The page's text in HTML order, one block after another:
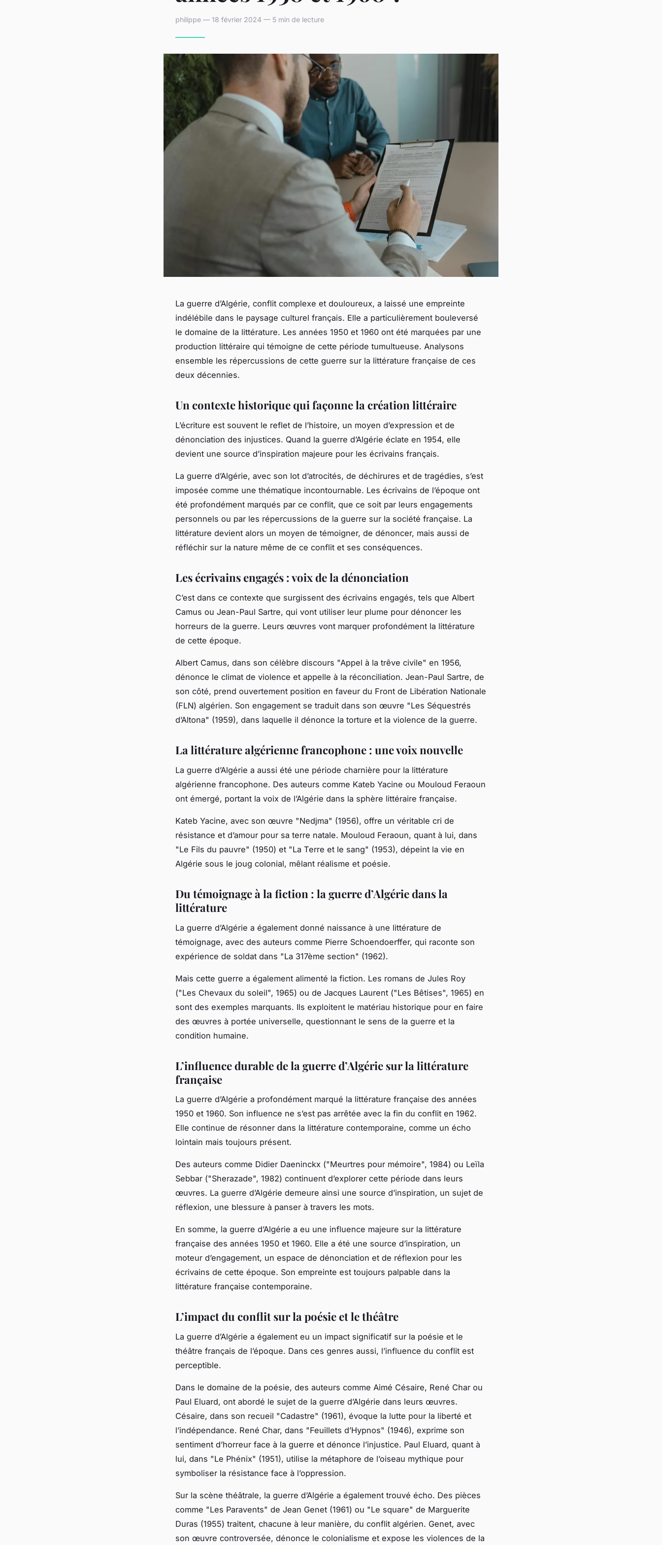
philippe — 18 février 2024 — 5 min de lecture
La guerre d’Algérie, conflit complexe et douloureux, a laissé une empreinte
indélébile dans le paysage culturel français. Elle a particulièrement bouleversé
le domaine de la littérature. Les années 1950 et 1960 ont été marquées par une
production littéraire qui témoigne de cette période tumultueuse. Analysons
ensemble les répercussions de cette guerre sur la littérature française de ces
deux décennies.
Un contexte historique qui façonne la création littéraire
L’écriture est souvent le reflet de l’histoire, un moyen d’expression et de
dénonciation des injustices. Quand la guerre d’Algérie éclate en 1954, elle
devient une source d’inspiration majeure pour les écrivains français.
La guerre d’Algérie, avec son lot d’atrocités, de déchirures et de tragédies, s’est
imposée comme une thématique incontournable. Les écrivains de l’époque ont
été profondément marqués par ce conflit, que ce soit par leurs engagements
personnels ou par les répercussions de la guerre sur la société française. La
littérature devient alors un moyen de témoigner, de dénoncer, mais aussi de
réfléchir sur la nature même de ce conflit et ses conséquences.
Les écrivains engagés : voix de la dénonciation
C’est dans ce contexte que surgissent des écrivains engagés, tels que Albert
Camus ou Jean-Paul Sartre, qui vont utiliser leur plume pour dénoncer les
horreurs de la guerre. Leurs œuvres vont marquer profondément la littérature
de cette époque.
Albert Camus, dans son célèbre discours "Appel à la trêve civile" en 1956,
dénonce le climat de violence et appelle à la réconciliation. Jean-Paul Sartre, de
son côté, prend ouvertement position en faveur du Front de Libération Nationale
(FLN) algérien. Son engagement se traduit dans son œuvre "Les Séquestrés
d’Altona" (1959), dans laquelle il dénonce la torture et la violence de la guerre.
La littérature algérienne francophone : une voix nouvelle
La guerre d’Algérie a aussi été une période charnière pour la littérature
algérienne francophone. Des auteurs comme Kateb Yacine ou Mouloud Feraoun
ont émergé, portant la voix de l’Algérie dans la sphère littéraire française.
Kateb Yacine, avec son œuvre "Nedjma" (1956), offre un véritable cri de
résistance et d’amour pour sa terre natale. Mouloud Feraoun, quant à lui, dans
"Le Fils du pauvre" (1950) et "La Terre et le sang" (1953), dépeint la vie en
Algérie sous le joug colonial, mêlant réalisme et poésie.
Du témoignage à la fiction : la guerre d’Algérie dans la
littérature
La guerre d’Algérie a également donné naissance à une littérature de
témoignage, avec des auteurs comme Pierre Schoendoerffer, qui raconte son
expérience de soldat dans "La 317ème section" (1962).
Mais cette guerre a également alimenté la fiction. Les romans de Jules Roy
("Les Chevaux du soleil", 1965) ou de Jacques Laurent ("Les Bêtises", 1965) en
sont des exemples marquants. Ils exploitent le matériau historique pour en faire
des œuvres à portée universelle, questionnant le sens de la guerre et la
condition humaine.
L’influence durable de la guerre d’Algérie sur la littérature
française
La guerre d’Algérie a profondément marqué la littérature française des années
1950 et 1960. Son influence ne s’est pas arrêtée avec la fin du conflit en 1962.
Elle continue de résonner dans la littérature contemporaine, comme un écho
lointain mais toujours présent.
Des auteurs comme Didier Daeninckx ("Meurtres pour mémoire", 1984) ou Leïla
Sebbar ("Sherazade", 1982) continuent d’explorer cette période dans leurs
œuvres. La guerre d’Algérie demeure ainsi une source d’inspiration, un sujet de
réflexion, une blessure à panser à travers les mots.
En somme, la guerre d’Algérie a eu une influence majeure sur la littérature
française des années 1950 et 1960. Elle a été une source d’inspiration, un
moteur d’engagement, un espace de dénonciation et de réflexion pour les
écrivains de cette époque. Son empreinte est toujours palpable dans la
littérature française contemporaine.
L’impact du conflit sur la poésie et le théâtre
La guerre d’Algérie a également eu un impact significatif sur la poésie et le
théâtre français de l’époque. Dans ces genres aussi, l’influence du conflit est
perceptible.
Dans le domaine de la poésie, des auteurs comme Aimé Césaire, René Char ou
Paul Eluard, ont abordé le sujet de la guerre d’Algérie dans leurs œuvres.
Césaire, dans son recueil "Cadastre" (1961), évoque la lutte pour la liberté et
l’indépendance. René Char, dans "Feuillets d’Hypnos" (1946), exprime son
sentiment d’horreur face à la guerre et dénonce l’injustice. Paul Eluard, quant à
lui, dans "Le Phénix" (1951), utilise la métaphore de l’oiseau mythique pour
symboliser la résistance face à l’oppression.
Sur la scène théâtrale, la guerre d’Algérie a également trouvé écho. Des pièces
comme "Les Paravents" de Jean Genet (1961) ou "Le square" de Marguerite
Duras (1955) traitent, chacune à leur manière, du conflit algérien. Genet, avec
son œuvre controversée, dénonce le colonialisme et expose les violences de la